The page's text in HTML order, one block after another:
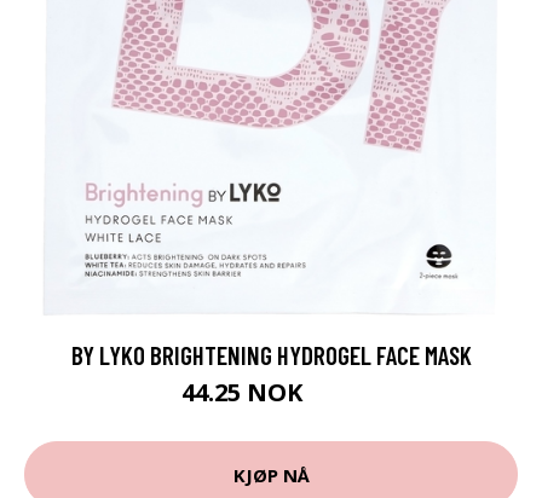
BY LYKO BRIGHTENING HYDROGEL FACE MASK
44.25 NOK
KJØP NÅ